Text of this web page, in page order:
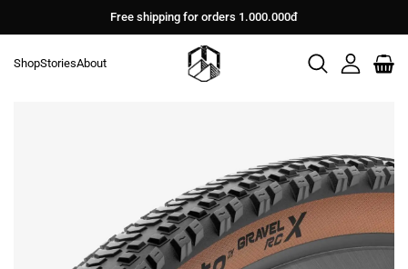
dung
Free shipping for orders 1.000.000đ
ShopStoriesAbout